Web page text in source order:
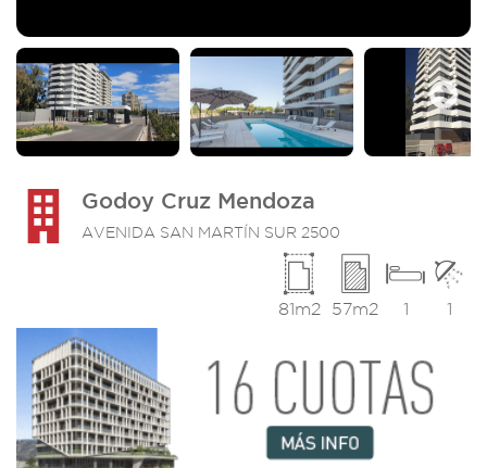
Next
Godoy Cruz Mendoza
AVENIDA SAN MARTÍN SUR 2500
1
1
57m2
81m2